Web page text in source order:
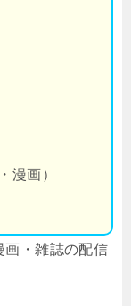
漫画）
画・雑誌の配信